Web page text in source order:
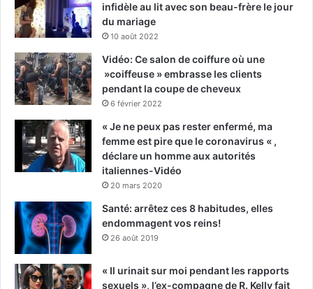
infidèle au lit avec son beau-frère le jour
du mariage
10 août 2022
Vidéo: Ce salon de coiffure où une
»coiffeuse » embrasse les clients
pendant la coupe de cheveux
6 février 2022
« Je ne peux pas rester enfermé, ma
femme est pire que le coronavirus « ,
déclare un homme aux autorités
italiennes-Vidéo
20 mars 2020
Santé: arrêtez ces 8 habitudes, elles
endommagent vos reins!
26 août 2019
« Il urinait sur moi pendant les rapports
sexuels », l’ex-compagne de R. Kelly fait